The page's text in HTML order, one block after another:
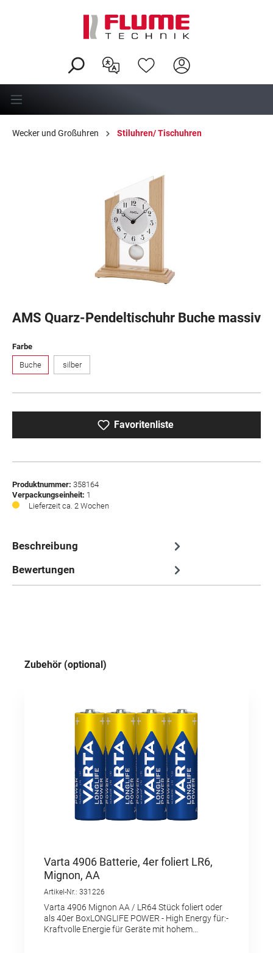
Wecker und Großuhren Stiluhren/ Tischuhren
AMS Quarz-Pendeltischuhr Buche massiv
Farbeauswählen
Buche silber
Favoritenliste
Produktnummer: 358164
Verpackungseinheit: 1
Lieferzeit ca. 2 Wochen
Beschreibung
Bewertungen
Produktgalerie überspringen
Zubehör (optional)
Varta 4906 Batterie, 4er foliert LR6,
Mignon, AA
Artikel-Nr.: 331226
Varta 4906 Mignon AA / LR64 Stück foliert oder
als 40er BoxLONGLIFE POWER - High Energy für:-
Kraftvolle Energie für Geräte mit hohem